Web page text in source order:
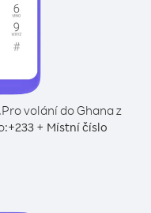
Pro volání do Ghana z
+233+ Místní číslo